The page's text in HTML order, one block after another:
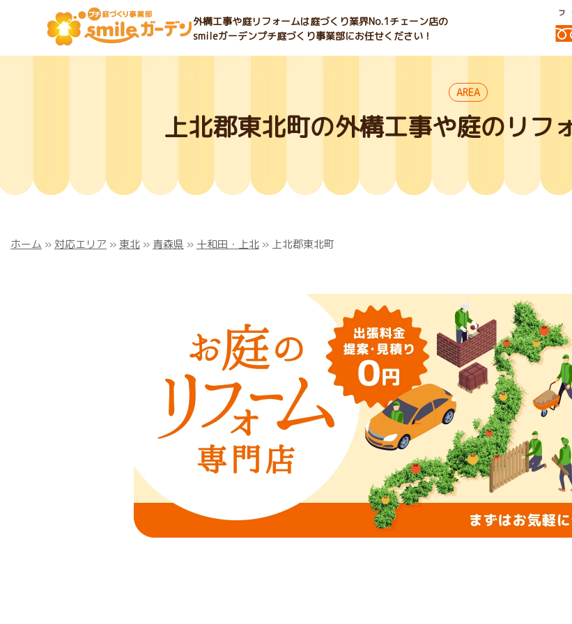
外構工事や庭リフォームは庭づくり業界No.1チェーン店の
smileガーデンプチ庭づくり事業部にお任せください！
フ
AREA
上北郡東北町の外構工事や庭のリフ
ホーム »対応エリア » 東北 » 青森県 » 十和田・上北 » 上北郡東北町